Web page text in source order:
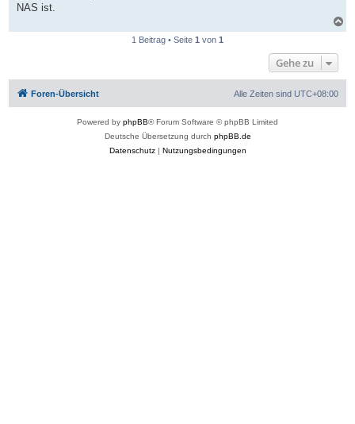
NAS ist.
a
1 Beitrag • Seite 1 von 1
Gehe zu
Foren-Übersicht Alle Zeiten sind UTC+08:00
Powered by phpBB® Forum Software © phpBB Limited
Deutsche Übersetzung durch phpBB.de
Datenschutz| Nutzungsbedingungen